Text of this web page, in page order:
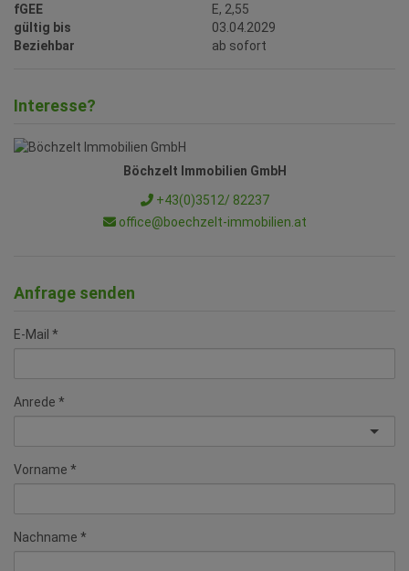
fGEE
E, 2,55
gültig bis
03.04.2029
Beziehbar
ab sofort
Interesse?
Böchzelt Immobilien GmbH
+43(0)3512/ 82237
office@boechzelt-immobilien.at
Anfrage senden
E-Mail
Anrede
Vorname
Nachname